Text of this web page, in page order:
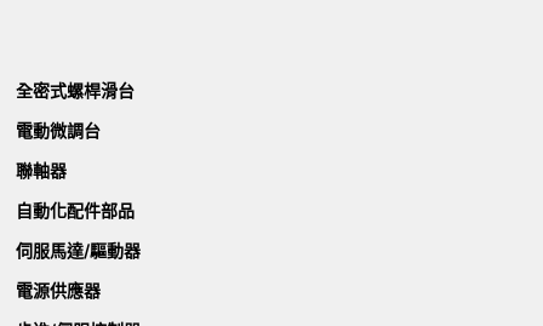
全密式螺桿滑台
電動微調台
聯軸器
自動化配件部品
伺服馬達/驅動器
電源供應器